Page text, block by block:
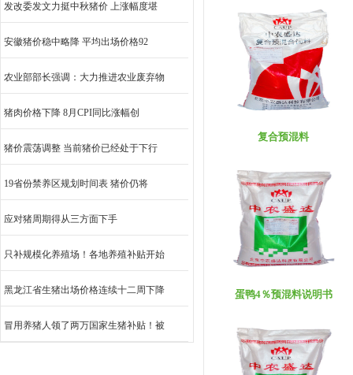
发改委发文力挺中秋猪价 上涨幅度堪
安徽猪价稳中略降 平均出场价格92
农业部部长强调：大力推进农业废弃物
猪肉价格下降 8月CPI同比涨幅创
猪价震荡调整 当前猪价已经处于下行
19省份禁养区规划时间表 猪价仍将
应对猪周期得从三方面下手
只补规模化养殖场！各地养殖补贴开始
黑龙江省生猪出场价格连续十二周下降
冒用养猪人领了两万国家生猪补贴！被
复合预混料
蛋鸭4％预混料说明书